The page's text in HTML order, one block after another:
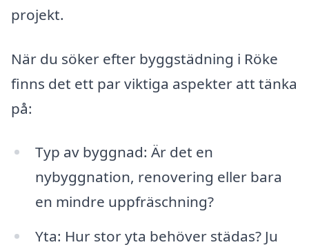
projekt.
När du söker efter byggstädning i Röke
finns det ett par viktiga aspekter att tänka
på:
Typ av byggnad: Är det en
nybyggnation, renovering eller bara
en mindre uppfräschning?
Yta: Hur stor yta behöver städas? Ju